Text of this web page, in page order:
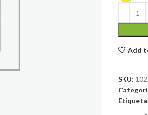
Add
SKU:
Etiqueta: